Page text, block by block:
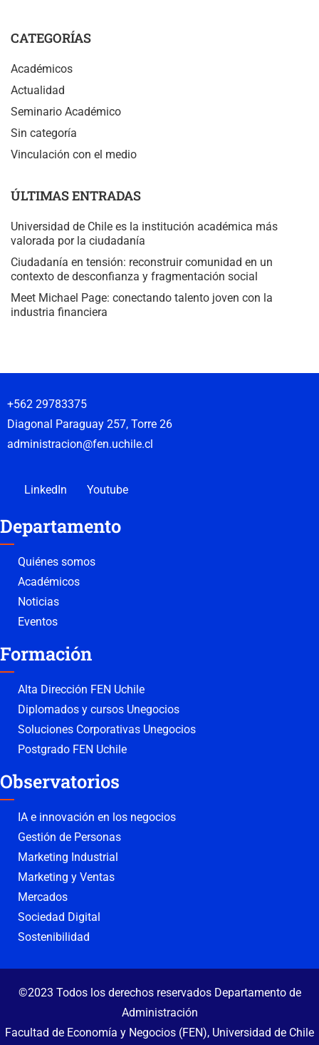
CATEGORÍAS
Académicos
Actualidad
Seminario Académico
Sin categoría
Vinculación con el medio
ÚLTIMAS ENTRADAS
Universidad de Chile es la institución académica más
valorada por la ciudadanía
Ciudadanía en tensión: reconstruir comunidad en un
contexto de desconfianza y fragmentación social
Meet Michael Page: conectando talento joven con la
industria financiera
+562 29783375
Diagonal Paraguay 257, Torre 26
administracion@fen.uchile.cl
LinkedIn Youtube
Departamento
Quiénes somos
Académicos
Noticias
Eventos
Formación
Alta Dirección FEN Uchile
Diplomados y cursos Unegocios
Soluciones Corporativas Unegocios
Postgrado FEN Uchile
Observatorios
IA e innovación en los negocios
Gestión de Personas
Marketing Industrial
Marketing y Ventas
Mercados
Sociedad Digital
Sostenibilidad
©2023 Todos los derechos reservados Departamento de
Administración
Facultad de Economía y Negocios (FEN), Universidad de Chile